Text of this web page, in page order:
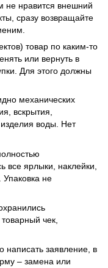
не нравится внешний
сразу возвращайте
товар по каким-то
или вернуть в
Для этого должны
механических
вскрытия,
воды. Нет
все ярлыки, наклейки,
Упаковка не
чек,
заявление, в
– замена или